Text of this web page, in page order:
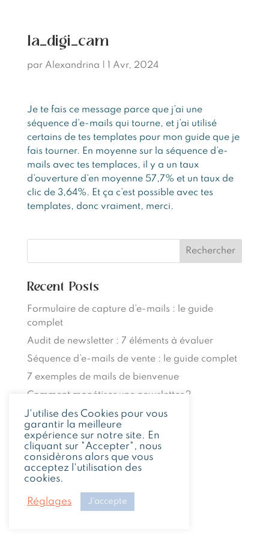
la_digi_cam
par Alexandrina 1 Avr, 2024
Je te fais ce message parce que j’ai une
séquence d’e-mails qui tourne, et j’ai utilisé
certains de tes templates pour mon guide que je
fais tourner. En moyenne sur la séquence d’e-
mails avec tes templaces, il y a un taux
d’ouverture d’en moyenne 57,7% et un taux de
clic de 3,64%. Et ça c’est possible avec tes
templates, donc vraiment, merci.
Rechercher
Recent Posts
Formulaire de capture d’e-mails : le guide
complet
Audit de newsletter : 7 éléments à évaluer
Séquence d’e-mails de vente : le guide complet
7 exemples de mails de bienvenue
Comment monétiser une newsletter ?
Recent Comments
Aucun commentaire à afficher.
J'utilise des Cookies pour vous
garantir la meilleure
expérience sur notre site. En
cliquant sur "Accepter", nous
considèrons alors que vous
acceptez l'utilisation des
cookies.
Réglages J'accepte